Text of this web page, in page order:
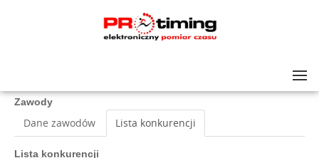
Zawody
Dane zawodów Lista konkurencji
Lista konkurencji